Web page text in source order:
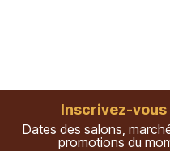
Inscrivez-
Dates des salons,
promotions du